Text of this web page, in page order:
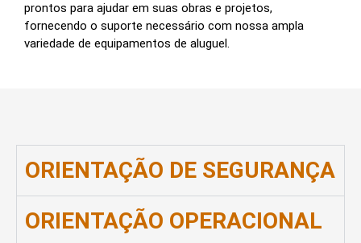
prontos para ajudar em suas obras e projetos,
fornecendo o suporte necessário com nossa ampla
variedade de equipamentos de aluguel.
ORIENTAÇÃO DE SEGURANÇA
ORIENTAÇÃO OPERACIONAL